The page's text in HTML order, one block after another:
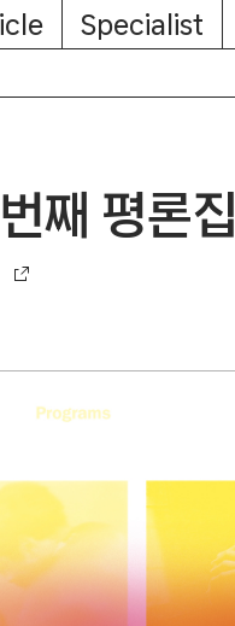
Specialist
째 평론집